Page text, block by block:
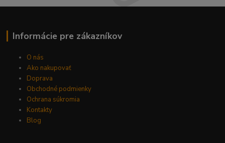
Informácie pre zákazníkov
O nás
Ako nakupovať
Doprava
Obchodné podmienky
Ochrana súkromia
Kontakty
Blog